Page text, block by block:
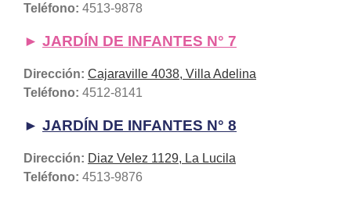
Teléfono: 4513-9878
► JARDÍN DE INFANTES N° 7
Dirección: Cajaraville 4038, Villa Adelina
Teléfono: 4512-8141
► JARDÍN DE INFANTES N° 8
Dirección: Diaz Velez 1129, La Lucila
Teléfono: 4513-9876